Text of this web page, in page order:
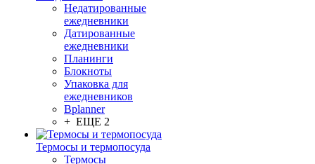
Недатированные
ежедневники
Датированные
ежедневники
Планинги
Блокноты
Упаковка для
ежедневников
Bplanner
+ ЕЩЕ 2
Термосы и термопосуда
Термосы